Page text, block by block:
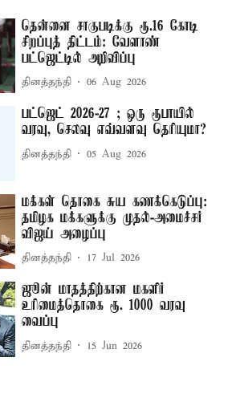
தென்னை சாகுபடிக்கு ரூ.16 கோடி
சிறப்புத் திட்டம்: வேளாண்
பட்ஜெட்டில் அறிவிப்பு
தினத்தந்தி 06 Aug 2026
பட்ஜெட் 2026-27 ; ஒரு ரூபாயில்
வரவு, செலவு எவ்வளவு தெரியுமா?
தினத்தந்தி 05 Aug 2026
மக்கள் தொகை சுய கணக்கெடுப்பு:
தமிழக மக்களுக்கு முதல்-அமைச்சர்
விஜய் அழைப்பு
தினத்தந்தி 17 Jul 2026
ஜூன் மாதத்திற்கான மகளிர்
உரிமைத்தொகை ரூ. 1000 வரவு
வைப்பு
தினத்தந்தி 15 Jun 2026